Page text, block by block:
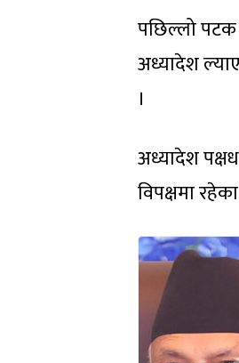
पछिल्लो पटक
अध्यादेश
।
अध्यादेश
विपक्षमा